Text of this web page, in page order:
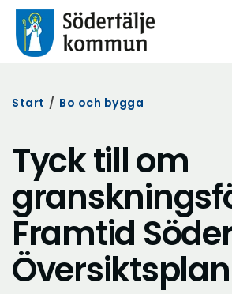
Start / Bo och bygga
Tyck till om
Framtid